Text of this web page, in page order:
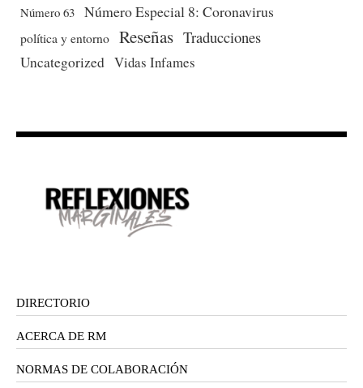
Número 63 Número Especial 8: Coronavirus
política y entorno Reseñas Traducciones
Uncategorized Vidas Infames
DIRECTORIO
ACERCA DE RM
NORMAS DE COLABORACIÓN